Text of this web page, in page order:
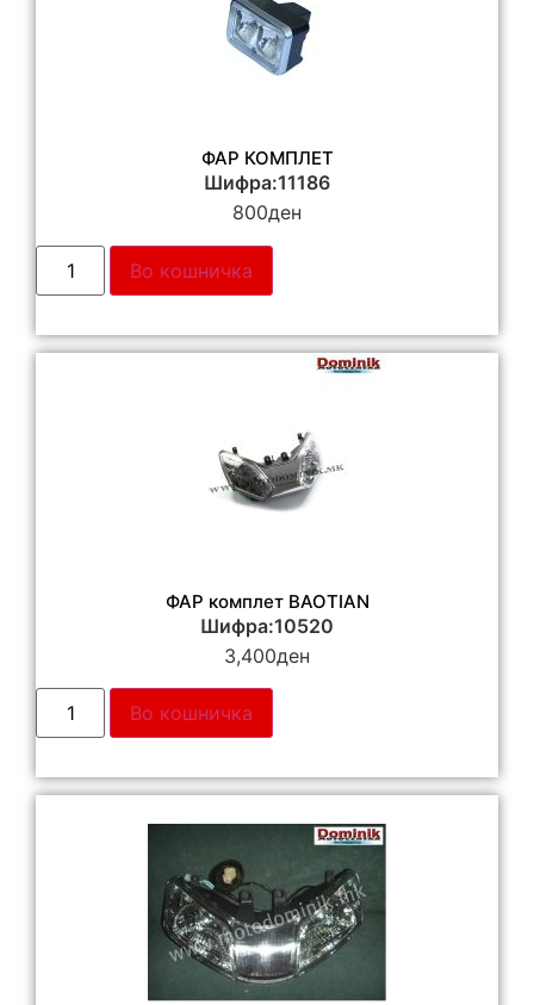
ФАР КОМПЛЕТ
Шифра:11186
800ден
Во кошничка
ФАР комплет BAOTIAN
Шифра:10520
3,400ден
Во кошничка